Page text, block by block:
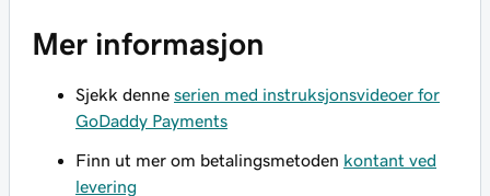
Mer informasjon
Sjekk denne serien med instruksjonsvideoer for
GoDaddy Payments
Finn ut mer om betalingsmetoden kontant ved
levering